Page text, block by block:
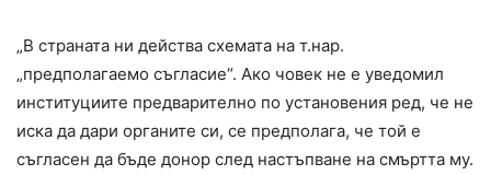
„В страната ни действа схемата на т.нар.
„предполагаемо съгласие“. Ако човек не е уведомил
институциите предварително по установения ред, че не
иска да дари органите си, се предполага, че той е
съгласен да бъде донор след настъпване на смъртта му.